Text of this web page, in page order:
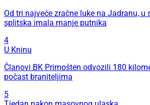
Od tri najveće zračne luke na Jadranu, u
splitska imala manje putnika
4
U Kninu
Članovi BK Primošten odvozili 180
počast braniteljima
5